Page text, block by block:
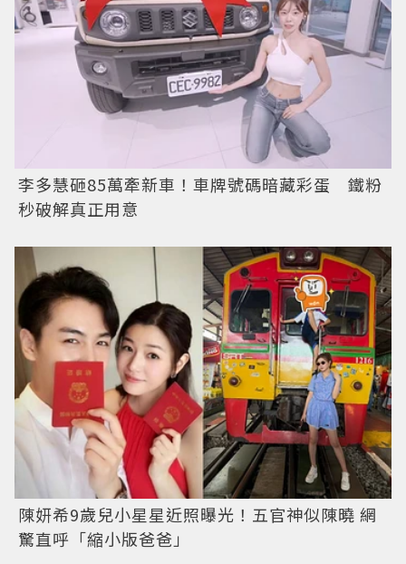
李多慧砸85萬牽新車！車牌號碼暗藏彩蛋 鐵粉
秒破解真正用意
陳妍希9歲兒小星星近照曝光！五官神似陳曉 網
驚直呼「縮小版爸爸」